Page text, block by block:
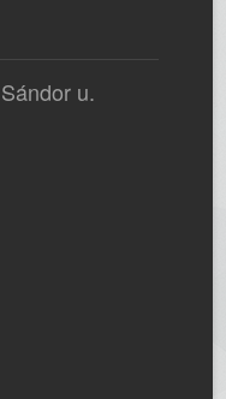
u.